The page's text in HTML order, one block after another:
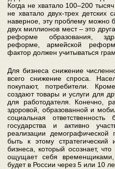
Когда не хватало 100–200
не хватало двух-трех детских
наверное, эту проблему можно
двух миллионов мест – это
реформе образования,
реформе, армейской
фактор должен учитываться
Для бизнеса снижение
всего снижение спроса.
покупают, потребители.
создают товары и услуги для
для работодателя. Конечно,
здоровой, образованной и
социальная
государства и активно
реализации
быть к этому
бизнеса, который осознает,
ощущает себя
будет в России через 5 или 10